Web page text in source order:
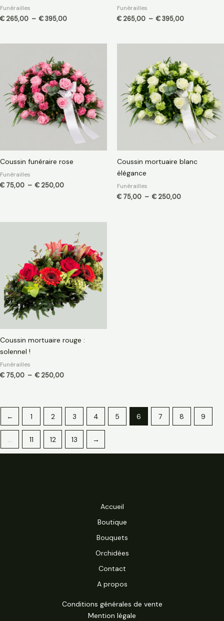
Funérailles
€ 265,00 – €395,00
Funérailles
€ 265,00 – €395,00
Coussin funéraire rose
Funérailles
€ 75,00 – € 250,00
prix :
€ 75,00
à
€ 250,00
Coussin mortuaire blanc
élégance
Funérailles
€ 75,00 – € 250,00
prix :
€ 75,00
à
€ 250,00
Coussin mortuaire rouge :
solennel !
Funérailles
€ 75,00 – € 250,00
prix :
€ 75,00
à
€ 250,00
← 1 2 3 4 5 6 7 8 9
11 12 13 →
Accueil
Boutique
Bouquets
Orchidées
Contact
A propos
Conditions générales de vente
Mention légale